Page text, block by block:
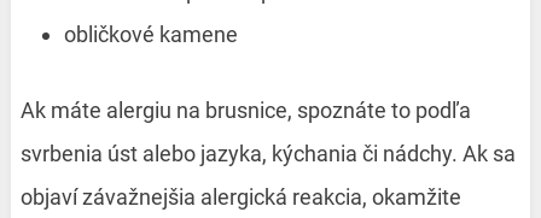
obličkové kamene
Ak máte alergiu na brusnice, spoznáte to podľa
svrbenia úst alebo jazyka, kýchania či nádchy. Ak sa
objaví závažnejšia alergická reakcia, okamžite